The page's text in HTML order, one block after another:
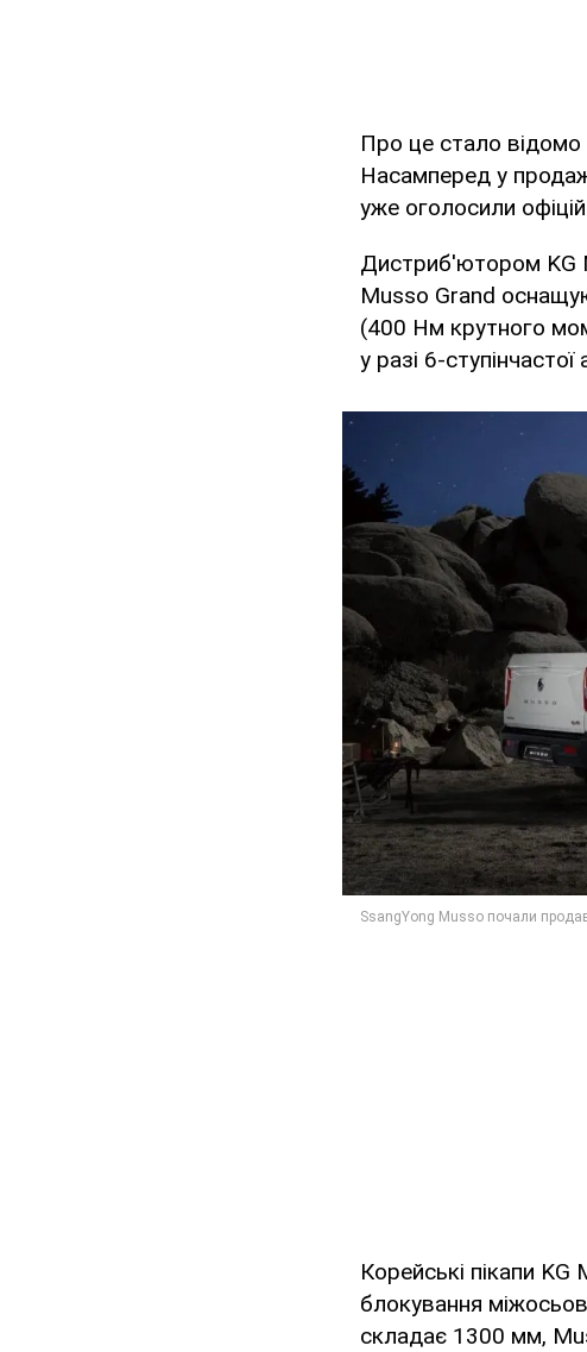
Про це стало відомо
Насамперед у
уже оголосили
Дистриб'ютором KG
Musso Grand
(400 Нм крутного
у разі 6-
Корейські пікапи
блокування
складає 1300 мм,